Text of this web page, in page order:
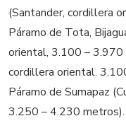
(Santander, cordillera
Páramo de Tota,
oriental, 3.100 – 3.970
cordillera oriental.
Páramo de Sumapaz
3.250 – 4.230 metros).